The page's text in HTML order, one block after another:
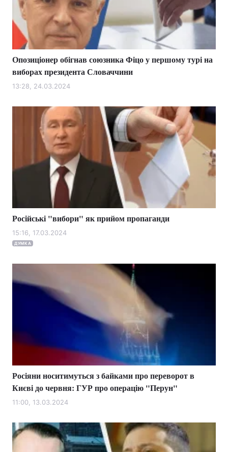
Опозиціонер обігнав союзника Фіцо у першому турі на
виборах президента Словаччини
13:28, 24.03.2024
Російські "вибори" як прийом пропаганди
15:16, 17.03.2024
ДУМКА
Росіяни носитимуться з байками про переворот в
Києві до червня: ГУР про операцію "Перун"
11:00, 13.03.2024